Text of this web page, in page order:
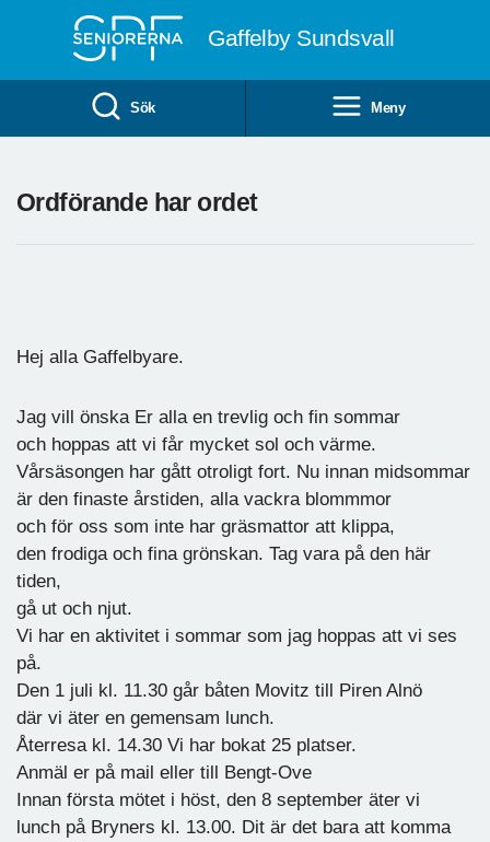
Gaffelby Sundsvall
Sök Meny
Ordförande har ordet
Hej alla Gaffelbyare.
Jag vill önska Er alla en trevlig och fin sommar
och hoppas att vi får mycket sol och värme.
Vårsäsongen har gått otroligt fort. Nu innan midsommar
är den finaste årstiden, alla vackra blommmor
och för oss som inte har gräsmattor att klippa,
den frodiga och fina grönskan. Tag vara på den här
tiden,
gå ut och njut.
Vi har en aktivitet i sommar som jag hoppas att vi ses
på.
Den 1 juli kl. 11.30 går båten Movitz till Piren Alnö
där vi äter en gemensam lunch.
Återresa kl. 14.30 Vi har bokat 25 platser.
Anmäl er på mail eller till Bengt-Ove
Innan första mötet i höst, den 8 september äter vi
lunch på Bryners kl. 13.00. Dit är det bara att komma